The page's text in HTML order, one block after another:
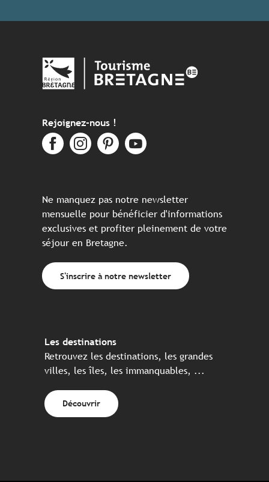
Rejoignez-nous !
Ne manquez pas notre newsletter
mensuelle pour bénéficier d'informations
exclusives et profiter pleinement de votre
séjour en Bretagne.
S'inscrire à notre newsletter
Les destinations
Retrouvez les destinations, les grandes
villes, les îles, les immanquables, ...
Découvrir